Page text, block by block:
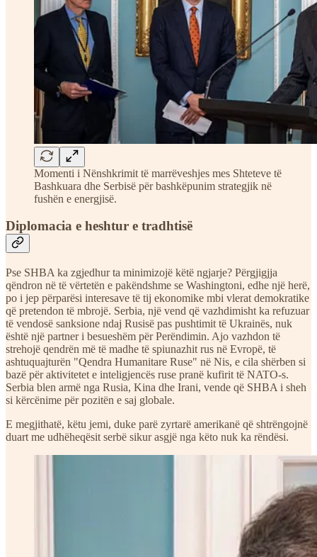
Momenti i Nënshkrimit të marrëveshjes mes Shteteve të
Bashkuara dhe Serbisë për bashkëpunim strategjik në
fushën e energjisë.
Diplomacia e heshtur e tradhtisë
Pse SHBA ka zgjedhur ta minimizojë këtë ngjarje? Përgjigjja
qëndron në të vërtetën e pakëndshme se Washingtoni, edhe një herë,
po i jep përparësi interesave të tij ekonomike mbi vlerat demokratike
që pretendon të mbrojë. Serbia, një vend që vazhdimisht ka refuzuar
të vendosë sanksione ndaj Rusisë pas pushtimit të Ukrainës, nuk
është një partner i besueshëm për Perëndimin. Ajo vazhdon të
strehojë qendrën më të madhe të spiunazhit rus në Evropë, të
ashtuquajturën "Qendra Humanitare Ruse" në Nis, e cila shërben si
bazë për aktivitetet e inteligjencës ruse pranë kufirit të NATO-s.
Serbia blen armë nga Rusia, Kina dhe Irani, vende që SHBA i sheh
si kërcënime për pozitën e saj globale.
E megjithatë, këtu jemi, duke parë zyrtarë amerikanë që shtrëngojnë
duart me udhëheqësit serbë sikur asgjë nga këto nuk ka rëndësi.